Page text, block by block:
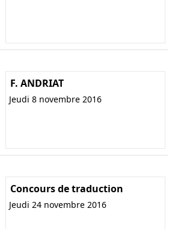
F. ANDRIAT
Jeudi 8 novembre 2016
Concours de traduction
Jeudi 24 novembre 2016